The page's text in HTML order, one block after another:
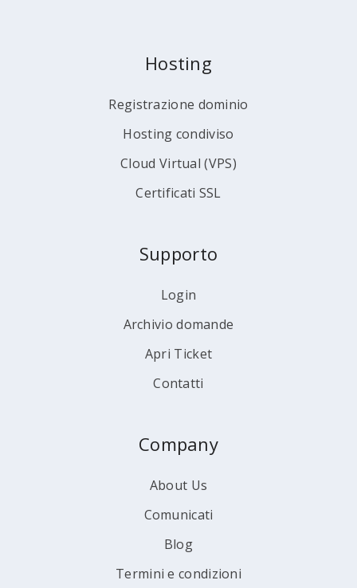
Hosting
Registrazione dominio
Hosting condiviso
Cloud Virtual (VPS)
Certificati SSL
Supporto
Login
Archivio domande
Apri Ticket
Contatti
Company
About Us
Comunicati
Blog
Termini e condizioni